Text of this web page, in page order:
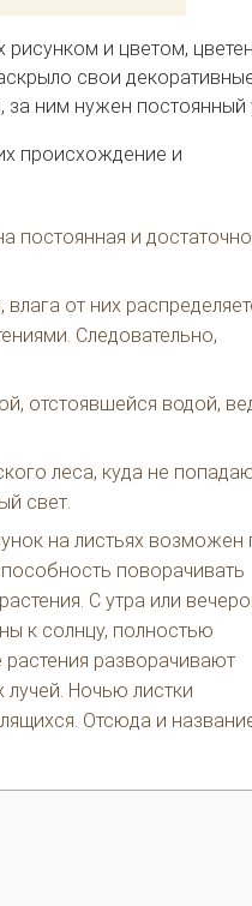
рисунком и цветом,
свои
ним нужен постоянный
происхождение и
постоянная и достаточно
от них
Следовательно,
отстоявшейся водой,
леса, куда не
свет.
на листьях возможен
поворачивать
С утра или
к солнцу, полностью
разворачивают
Ночью листки
Отсюда и